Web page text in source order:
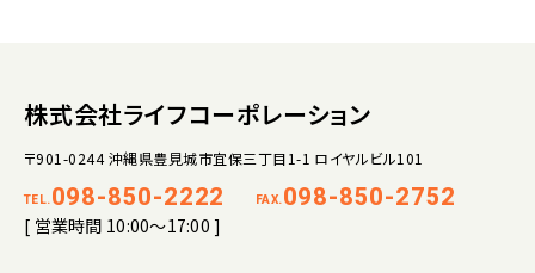
株式会社ライフコーポレーション
〒901-0244 沖縄県豊見城市宜保三丁目1-1 ロイヤルビル101
TEL. 098-850-2222 FAX. 098-850-2752
[ 営業時間 10:00～17:00 ]